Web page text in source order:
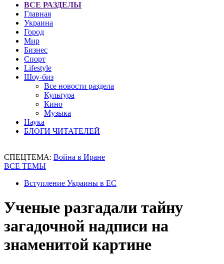
ВСЕ РАЗДЕЛЫ
Главная
Украина
Город
Мир
Бизнес
Спорт
Lifestyle
Шоу-биз
Все новости раздела
Культура
Кино
Музыка
Наука
БЛОГИ ЧИТАТЕЛЕЙ
СПЕЦТЕМА: Война в Иране
ВСЕ ТЕМЫ
Вступление Украины в ЕС
Ученые разгадали тайну
загадочной надписи на
знаменитой картине